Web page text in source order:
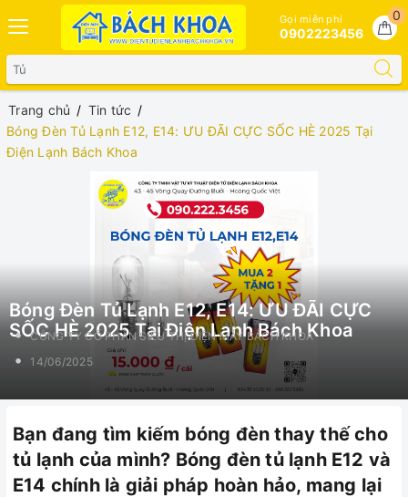
0
Gọi miễn phí
0902223456
Trang chủ
Tin tức
Bóng Đèn Tủ Lạnh E12, E14: ƯU ĐÃI CỰC SỐC HÈ 2025 Tại
Điện Lạnh Bách Khoa
Bóng Đèn Tủ Lạnh E12, E14: ƯU ĐÃI CỰC
SỐC HÈ 2025 Tại Điện Lạnh Bách Khoa
CÔNG TY CỔ PHẦN SIÊU THỊ ĐIỆN MÁY BÁCH KHOA
14/06/2025
Bạn đang tìm kiếm bóng đèn thay thế cho
tủ lạnh của mình? Bóng đèn tủ lạnh E12 và
E14 chính là giải pháp hoàn hảo, mang lại